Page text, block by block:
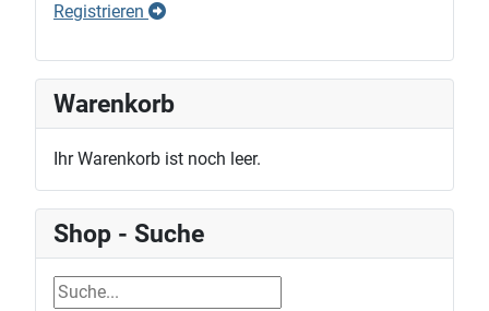
Registrieren
Warenkorb
Ihr Warenkorb ist noch leer.
Shop - Suche